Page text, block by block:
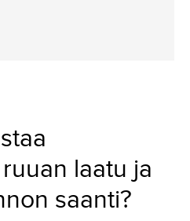
laatu ja
saanti?